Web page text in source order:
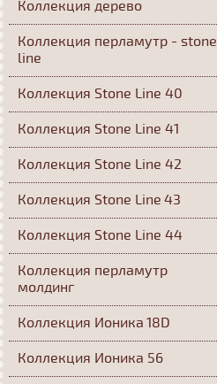
Коллекция дерево
Коллекция перламутр - stone
line
Коллекция Stone Line 40
Коллекция Stone Line 41
Коллекция Stone Line 42
Коллекция Stone Line 43
Коллекция Stone Line 44
Коллекция перламутр
молдинг
Коллекция Ионика 18D
Коллекция Ионика 56